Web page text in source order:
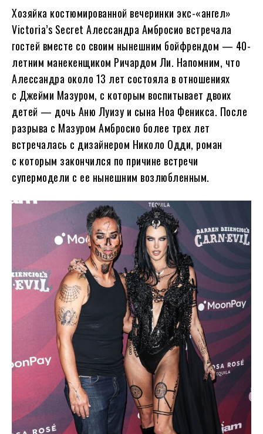
Хозяйка костюмированной вечеринки экс-«ангел»
Victoria’s Secret Алессандра Амбросио встречала
гостей вместе со своим нынешним бойфрендом — 40-
летним манекенщиком Ричардом Ли. Напомним, что
Алессандра около 13 лет состояла в отношениях
с Джейми Мазуром, с которым воспитывает двоих
детей — дочь Аню Луизу и сына Ноа Феникса. После
разрыва с Мазуром Амбросио более трех лет
встречалась с дизайнером Николо Одди, роман
с которым закончился по причине встречи
супермодели с ее нынешним возлюбленным.